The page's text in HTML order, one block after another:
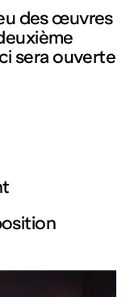
des œuvres
sera ouverte